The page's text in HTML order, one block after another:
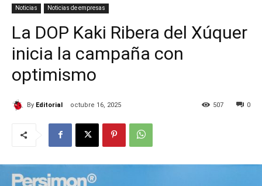
Noticias Noticias de empresas
La DOP Kaki Ribera del Xúquer
inicia la campaña con
optimismo
By Editorial octubre 16, 2025 0
507